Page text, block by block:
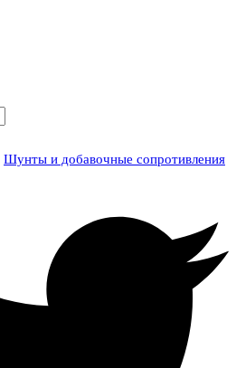
Шунты и добавочные сопротивления